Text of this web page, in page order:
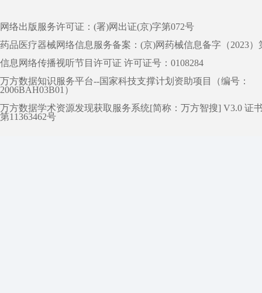
网络出版服务许可证：(署)网出证(京)字第072号
药品医疗器械网络信息服务备案：(京)网药械信息备字（2023）
信息网络传播视听节目许可证 许可证号：0108284
万方数据知识服务平台--国家科技支撑计划资助项目（编号：
2006BAH03B01）
万方数据学术资源发现获取服务系统[简称：万方智搜] V3.0 证
第11363462号